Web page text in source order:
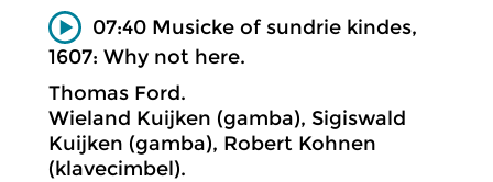
07:40 Musicke of sundrie kindes,
1607: Why not here.
Thomas Ford.
Wieland Kuijken (gamba), Sigiswald
Kuijken (gamba), Robert Kohnen
(klavecimbel).